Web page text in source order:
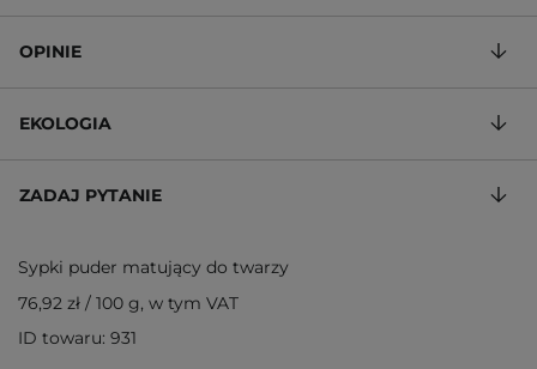
OPINIE
EKOLOGIA
ZADAJ PYTANIE
Sypki puder matujący do twarzy
76,92 zł / 100 g, w tym VAT
ID towaru: 931